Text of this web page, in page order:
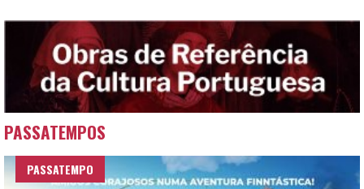
PASSATEMPOS
PASSATEMPO